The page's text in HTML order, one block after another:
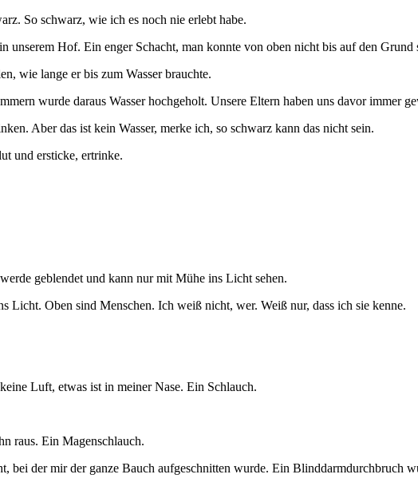
So schwarz, wie ich es noch nie erlebt habe.
Hof. Ein enger Schacht, man konnte von oben nicht bis auf den Grund
wie lange er bis zum Wasser brauchte.
wurde daraus Wasser hochgeholt. Unsere Eltern haben uns davor immer
Aber das ist kein Wasser, merke ich, so schwarz kann das nicht sein.
und ersticke, ertrinke.
geblendet und kann nur mit Mühe ins Licht sehen.
Licht. Oben sind Menschen. Ich weiß nicht, wer. Weiß nur, dass ich sie kenne.
Luft, etwas ist in meiner Nase. Ein Schlauch.
raus. Ein Magenschlauch.
bei der mir der ganze Bauch aufgeschnitten wurde. Ein Blinddarmdurchbruch